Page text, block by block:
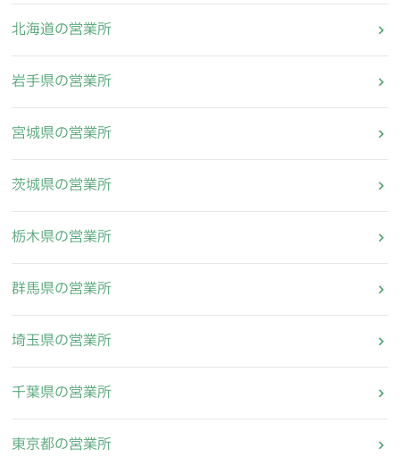
北海道の営業所
岩手県の営業所
宮城県の営業所
茨城県の営業所
栃木県の営業所
群馬県の営業所
埼玉県の営業所
千葉県の営業所
東京都の営業所